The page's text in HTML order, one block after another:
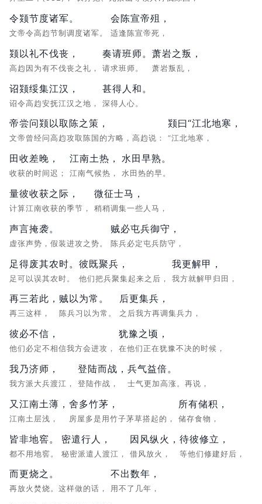
令颎节度诸军。
文帝令高赹节制调度诸军。
会陈宣帝殂，
适逢陈宣帝死，
颎以礼不伐丧，
高赹因为有不伐丧之礼，
奏请班师。
请求班师。
萧岩之叛，
萧岩叛乱，
诏颎绥集江汉，
诏令高赹安抚江汉之地，
甚得人和。
深得人心。
帝尝问颎以取陈之策，
文帝曾经问高赹攻取陈国的方略，高赹说：
颎曰“江北地寒，
“江北地寒，
田收差晚，
收获的时间迟；
江南土热，
江南气候热，
水田早熟。
水田热的早。
量彼收获之际，
计算江南收获的季节，
微征士马，
稍稍调集一些人马，
声言掩袭。
虚张声势，假装进攻之势。
贼必屯兵御守，
陈兵必定屯兵防守，
足得废其农时。
足可以误其农时。
彼既聚兵，
他们把兵聚集起来之后，
我更解甲，
我方就解甲归田，
再三若此，
再三这样，
贼以为常。
陈兵习以为常。
后更集兵，
之后我方再调集兵力，
彼必不信，
他们必定不相信我方会进攻，
犹豫之顷，
在他们正在犹豫不决的时候，
我乃济师，
我方派大兵渡江，
登陆而战，
登陆作战，
兵气益倍。
士气更加高涨。再说，
又江南土薄，
江南土层浅，
舍多竹茅，
房屋多是用竹子茅草搭起的，
所有储积，
储存食物，
皆非地窖。
都不用地窖。
密遣行人，
秘密派遣人渡江，
因风纵火，
借风放火，
待彼修立，
等他们修建好后，
而更烧之。
再放火焚烧。这样做的话，
不出数年，
用不了几年，